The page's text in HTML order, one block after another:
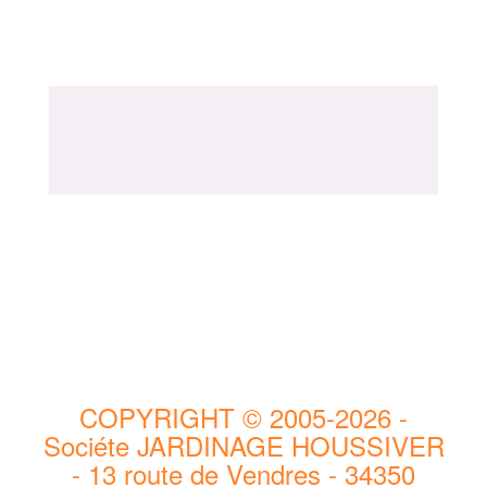
COPYRIGHT © 2005-2026 -
Sociéte JARDINAGE HOUSSIVER
- 13 route de Vendres - 34350